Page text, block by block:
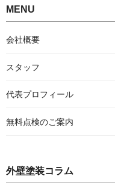
MENU
会社概要
スタッフ
代表プロフィール
無料点検のご案内
外壁塗装コラム